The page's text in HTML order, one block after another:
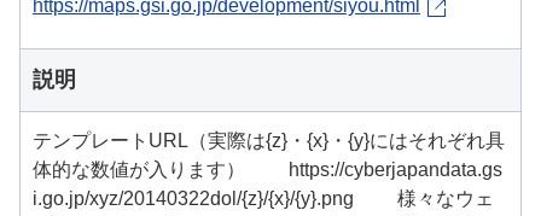
https://maps.gsi.go.jp/development/siyou.html
説明
テンプレートURL（実際は{z}・{x}・{y}にはそれぞれ具
体的な数値が入ります） https://cyberjapandata.gs
i.go.jp/xyz/20140322dol/{z}/{x}/{y}.png 様々なウェ